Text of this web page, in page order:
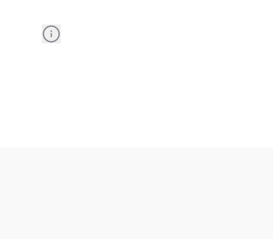
Information